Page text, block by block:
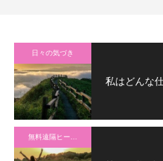
日々の気づき
私はどんな